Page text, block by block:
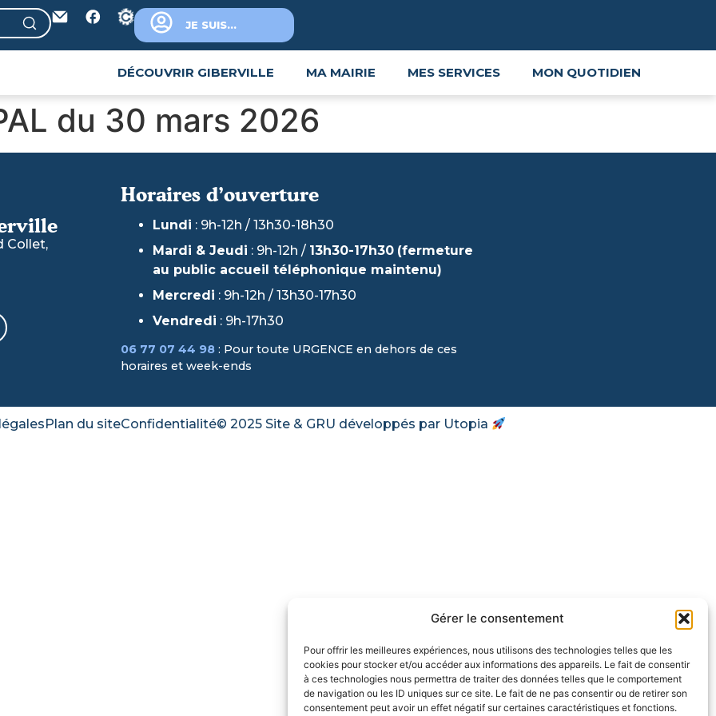
Gérer le consentement
Pour offrir les meilleures expériences, nous utilisons des technologies telles que les
cookies pour stocker et/ou accéder aux informations des appareils. Le fait de consentir
à ces technologies nous permettra de traiter des données telles que le comportement
de navigation ou les ID uniques sur ce site. Le fait de ne pas consentir ou de retirer son
consentement peut avoir un effet négatif sur certaines caractéristiques et fonctions.
JE SUIS...
DÉCOUVRIR GIBERVILLE MA MAIRIE MES SERVICES MON QUOTIDIEN
du 30 mars 2026
Collet,
Horaires d’ouverture
Lundi : 9h-12h / 13h30-18h30
Mardi & Jeudi : 9h-12h / 13h30-17h30 (fermeture
au public accueil téléphonique maintenu)
Mercredi : 9h-12h / 13h30-17h30
Vendredi : 9h-17h30
06 77 07 44 98 : Pour toute URGENCE en dehors de ces
horaires et week-ends
Plan du siteConfidentialité© 2025 Site & GRU développés par Utopia